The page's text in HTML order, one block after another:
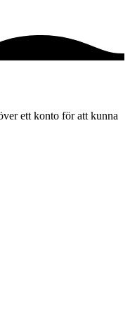
ett konto för att kunna